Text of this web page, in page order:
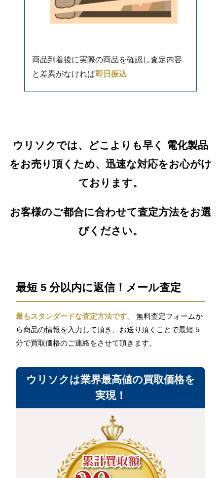
商品到着後に実際の商品を確認し査定内容
と差異がなければ即日振込
ウリソクでは、どこよりも早く 電化製品
をお売り頂くため、迅速な対応をお心がけ
ております。
お客様のご都合に合わせて査定方法をお選
びください。
最短 5 分以内に返信！メール査定
最もスタンダードな査定方法です。
無料査定フォームか
ら商品の情報を入力して頂き、お送り頂くことで最短 5
分で買取価格のご連絡をさせて頂きます。
ウリソクは業界最高値の買取価格を
実現！